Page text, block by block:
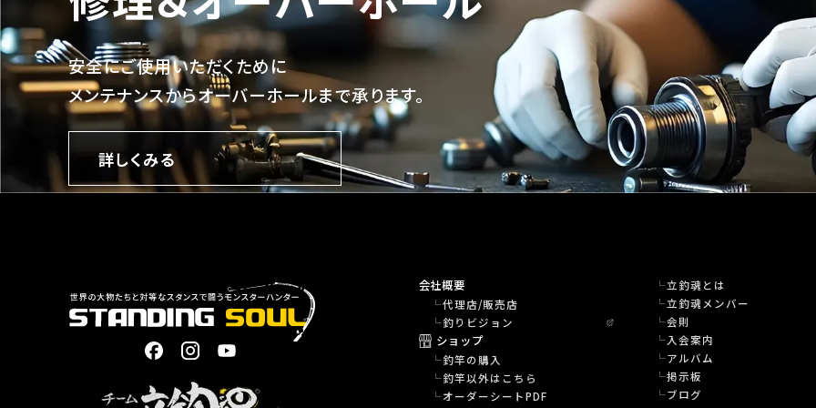
安全にご使用いただくために
メンテナンスからオーバーホールまで承ります。
詳しくみる
会社概要
代理店/販売店
釣りビジョン
ショップ
釣竿の購入
釣竿以外はこちら
オーダーシートPDF
立釣魂とは
立釣魂メンバー
会則
入会案内
アルバム
掲示板
ブログ